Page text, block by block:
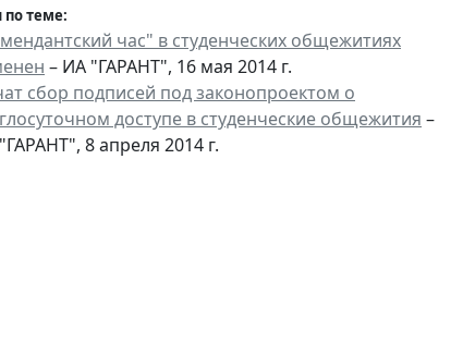
по теме:
час" в студенческих общежитиях
– ИА "ГАРАНТ", 16 мая 2014 г.
сбор подписей под законопроектом о
доступе в студенческие общежития –
8 апреля 2014 г.